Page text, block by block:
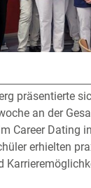
präsentierte
an der
Career Dating
erhielten